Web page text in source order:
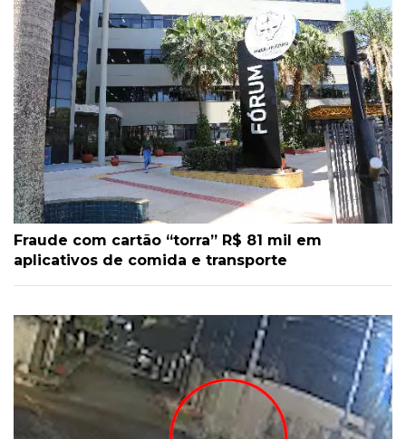
Fraude com cartão “torra” R$ 81 mil em
aplicativos de comida e transporte